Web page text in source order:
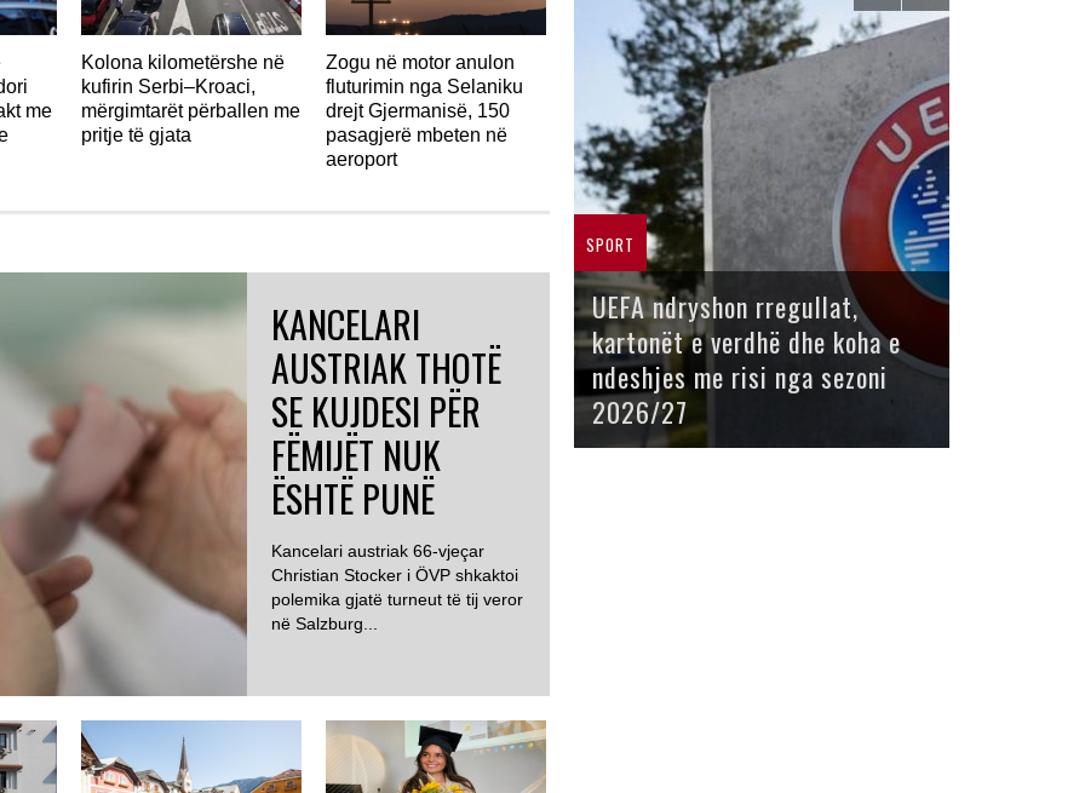
me
Kolona kilometërshe në
kufirin Serbi–Kroaci,
mërgimtarët përballen me
pritje të gjata
Zogu në motor anulon
fluturimin nga Selaniku
drejt Gjermanisë, 150
pasagjerë mbeten në
aeroport
KANCELARI
AUSTRIAK THOTË
SE KUJDESI PËR
FËMIJËT NUK
ËSHTË PUNË
Kancelari austriak 66-vjeçar
Christian Stocker i ÖVP shkaktoi
polemika gjatë turneut të tij veror
në Salzburg...
SPORT
UEFA ndryshon rregullat,
kartonët e verdhë dhe koha e
ndeshjes me risi nga sezoni
2026/27